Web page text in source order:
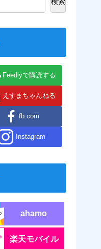
Feedlyで購読する
えすまちゃんねる
fb.com
Instagram
ahamo
楽天モバイル